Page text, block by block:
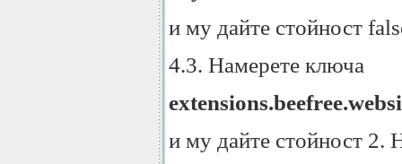
и му дайте стойност
4.3. Намерете ключа
и му дайте стойност 2.